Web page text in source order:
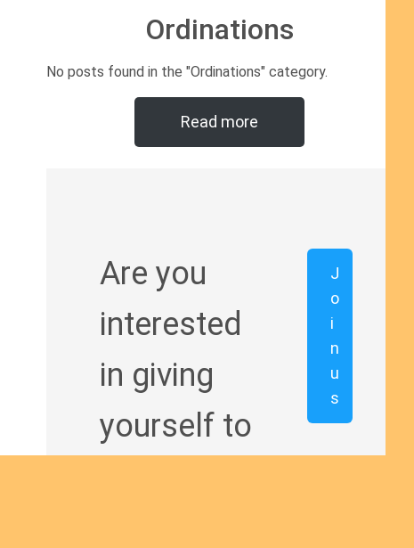
Ordinations
No posts found in the "Ordinations" category.
Read more
Are you
interested
in giving
yourself to
J
o
i
n
u
s